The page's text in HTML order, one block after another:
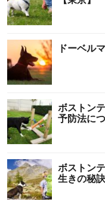
ドーベル
ボストン
予防法に
ボストン
生きの秘訣